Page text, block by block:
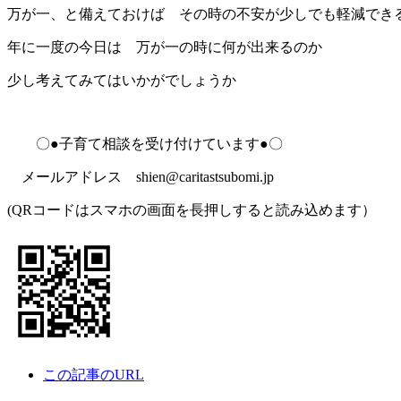
万が一、と備えておけば その時の不安が少しでも軽減でき
年に一度の今日は 万が一の時に何が出来るのか
少し考えてみてはいかがでしょうか
〇●子育て相談を受け付けています●〇
メールアドレス shien@caritastsubomi.jp
(QRコードはスマホの画面を長押しすると読み込めます）
この記事のURL